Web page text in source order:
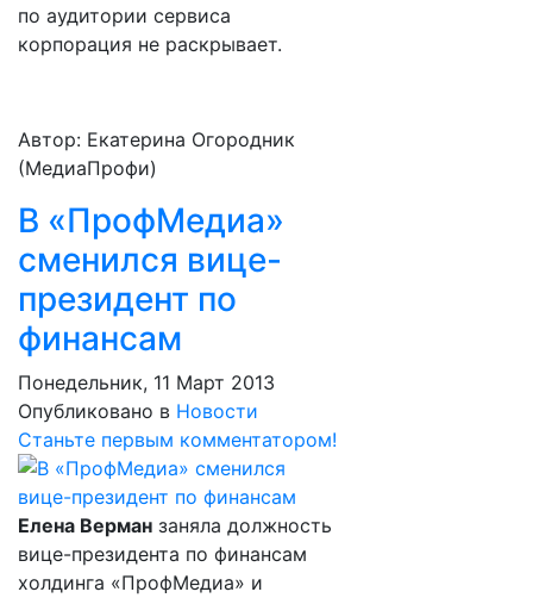
по аудитории сервиса
корпорация не раскрывает.
Автор: Екатерина Огородник
(МедиаПрофи)
В «ПрофМедиа»
сменился вице-
президент по
финансам
Понедельник, 11 Март 2013
Опубликовано в Новости
Станьте первым комментатором!
Елена Верман заняла должность
вице-президента по финансам
холдинга «ПрофМедиа» и